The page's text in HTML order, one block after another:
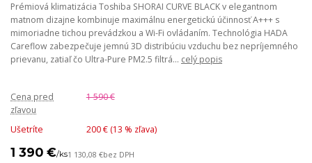
Prémiová klimatizácia Toshiba SHORAI CURVE BLACK v elegantnom
matnom dizajne kombinuje maximálnu energetickú účinnosť A+++ s
mimoriadne tichou prevádzkou a Wi-Fi ovládaním. Technológia HADA
Careflow zabezpečuje jemnú 3D distribúciu vzduchu bez nepríjemného
prievanu, zatiaľ čo Ultra-Pure PM2.5 filtrá... celý popis
Cena pred
zľavou
1 590 €
Ušetríte 200 € (13 % zľava)
1 390 €/ks1 130,08 €bez DPH